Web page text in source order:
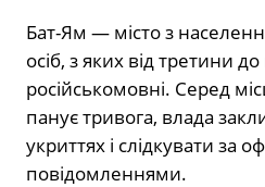
Бат-Ям — місто з
осіб, з яких від третини
російськомовні. Серед
панує тривога, влада
укриттях і слідкувати за
повідомленнями.